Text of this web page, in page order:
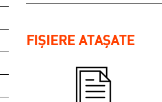
FIȘIERE ATAȘATE